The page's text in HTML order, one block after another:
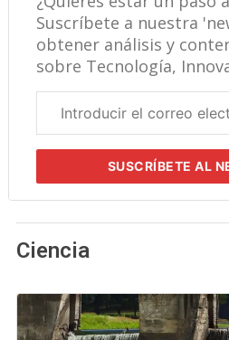
Suscríbete a nuestra
obtener análisis y
sobre Tecnología,
electrónico
SUSCRÍBETEAL
Ciencia